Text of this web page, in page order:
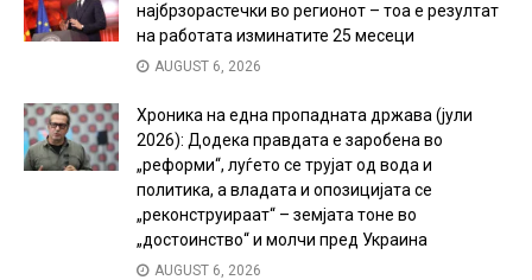
најбрзорастечки во регионот – тоа е резултат
на работата изминатите 25 месеци
AUGUST 6, 2026
Хроника на една пропадната држава (јули
2026): Додека правдата е заробена во
„реформи“, луѓето се трујат од вода и
политика, а владата и опозицијата се
„реконструираат“ – земјата тоне во
„достоинство“ и молчи пред Украина
AUGUST 6, 2026